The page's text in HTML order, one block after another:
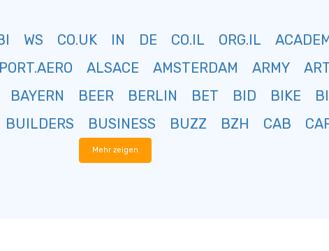
WS CO.UK IN DE CO.IL ORG.IL
ALSACE AMSTERDAM ARMY
BAYERN BEER BERLIN BET BID BIKE
BUILDERS BUSINESS BUZZ BZH CAB
Mehr zeigen